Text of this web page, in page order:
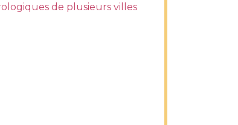
de plusieurs villes